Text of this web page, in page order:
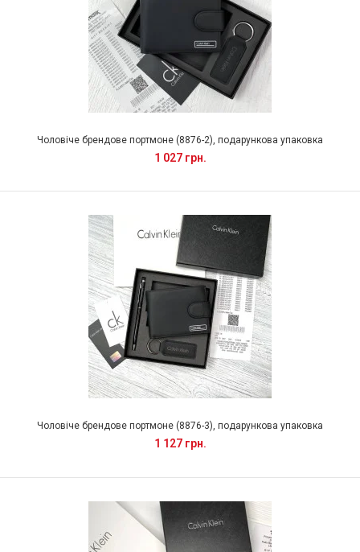
Чоловіче брендове портмоне (8876-2), подарункова упаковка
1 027 грн.
Чоловіче брендове портмоне (8876-3), подарункова упаковка
1 127 грн.